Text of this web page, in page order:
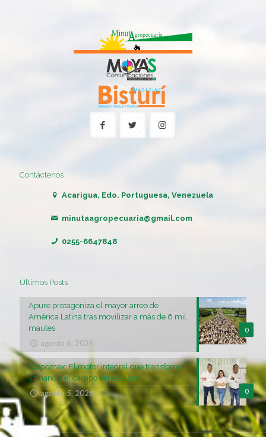
Contáctenos
Acarigua, Edo. Portuguesa, Venezuela
minutaagropecuaria@gmail.com
0255-6647848
Últimos Posts
0
Apure protagoniza el mayor arreo de
América Latina tras movilizar a más de 6 mil
mautes
agosto 6, 2026
0
Corpomax: El motor integral que transforma
y financia el campo venezolano
agosto 5, 2026